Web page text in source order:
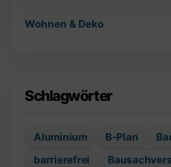
Wohnen & Deko
Schlagwörter
Aluminium B-Plan
barrierefrei